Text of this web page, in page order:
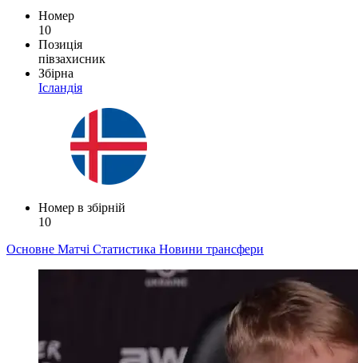
Номер
10
Позиція
півзахисник
Збірна
Ісландія
Номер в збірній
10
Основне Матчі Статистика Новини трансфери